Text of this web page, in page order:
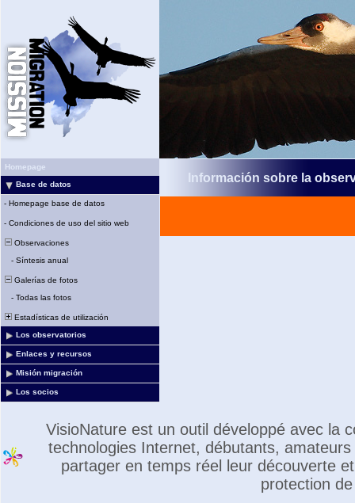
Homepage
Base de datos
- Homepage base de datos
- Condiciones de uso del sitio web
Observaciones
- Síntesis anual
Galerías de fotos
- Todas las fotos
Estadísticas de utilización
Los observatorios
Enlaces y recursos
Misión migración
Los socios
Información sobre la
VisioNature est un outil développé avec la
technologies Internet, débutants,
partager en temps réel leur découverte
protection